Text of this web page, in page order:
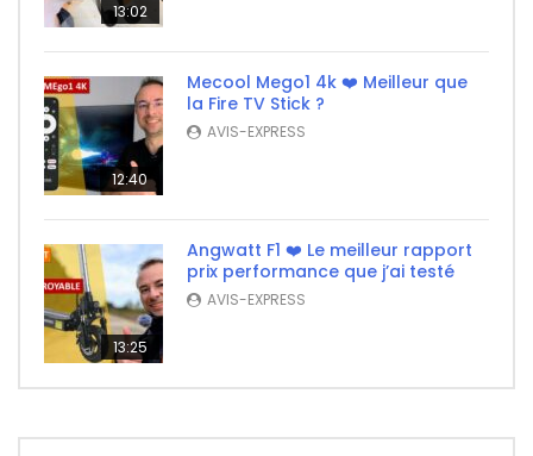
13:02
12:40
Mecool Mego1 4k ❤️ Meilleur que
la Fire TV Stick ?
AVIS-EXPRESS
13:25
Angwatt F1 ❤️ Le meilleur rapport
prix performance que j’ai testé
AVIS-EXPRESS